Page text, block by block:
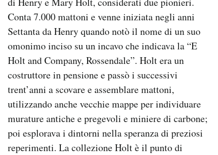
Conta 7.000 mattoni e venne iniziata negli anni
Settanta da Henry quando notò il nome di un suo
omonimo inciso su un incavo che indicava la “E
Holt and Company, Rossendale”. Holt era un
costruttore in pensione e passò i successivi
trent’anni a scovare e assemblare mattoni,
utilizzando anche vecchie mappe per individuare
murature antiche e pregevoli e miniere di carbone;
poi esplorava i dintorni nella speranza di preziosi
reperimenti. La collezione Holt è il punto di